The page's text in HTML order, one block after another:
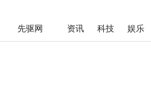
先驱网 资讯 科技 娱乐